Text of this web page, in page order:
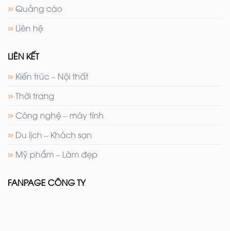
Quảng cáo
Liên hệ
LIÊN KẾT
Kiến trúc – Nội thất
Thời trang
Công nghệ – máy tính
Du lịch – Khách sạn
Mỹ phẩm – Làm đẹp
FANPAGE CÔNG TY